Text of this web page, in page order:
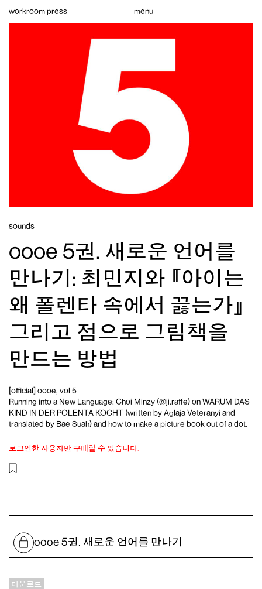
workroom press menu
sounds
oooe 5권. 새로운 언어를
만나기: 최민지와 『아이는
왜 폴렌타 속에서 끓는가』
그리고 점으로 그림책을
만드는 방법
[official] oooe, vol 5
Running into a New Language: Choi Minzy (@ji.raffe) on WARUM DAS
KIND IN DER POLENTA KOCHT (written by Aglaja Veteranyi and
translated by Bae Suah) and how to make a picture book out of a dot.
로그인한 사용자만 구매할 수 있습니다.
oooe 5권. 새로운 언어를 만나기
다운로드